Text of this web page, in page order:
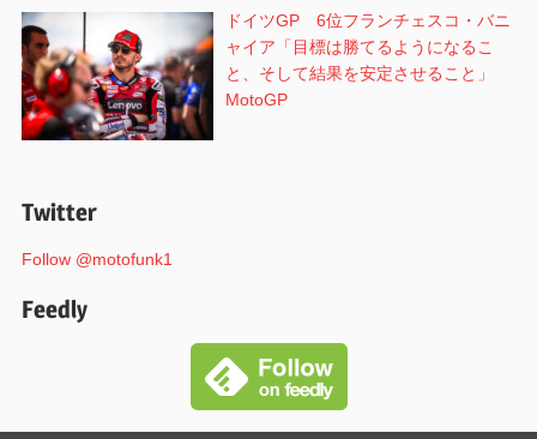
ドイツGP 6位フランチェスコ・バニ
ャイア「目標は勝てるようになるこ
と、そして結果を安定させること」
MotoGP
Twitter
Follow @motofunk1
Feedly